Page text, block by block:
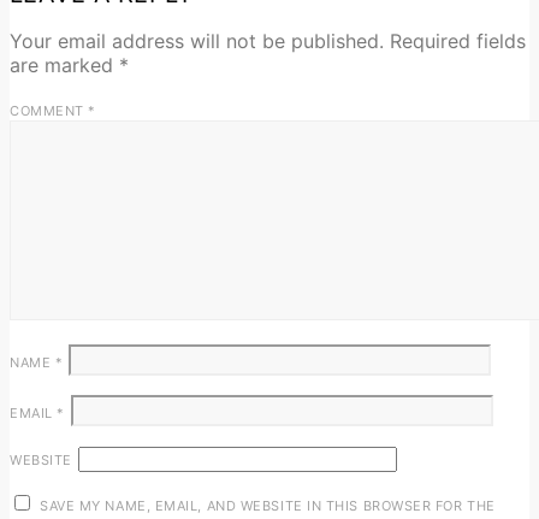
Your email address will not be published. Required fields
are marked *
COMMENT *
NAME *
EMAIL *
WEBSITE
SAVE MY NAME, EMAIL, AND WEBSITE IN THIS BROWSER FOR THE